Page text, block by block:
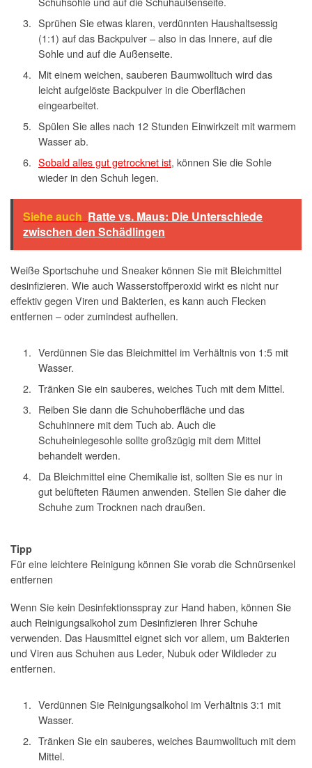
Sprühen Sie etwas klaren, verdünnten Haushaltsessig
(1:1) auf das Backpulver – also in das Innere, auf die
Sohle und auf die Außenseite.
Mit einem weichen, sauberen Baumwolltuch wird das
leicht aufgelöste Backpulver in die Oberflächen
eingearbeitet.
Spülen Sie alles nach 12 Stunden Einwirkzeit mit warmem
Wasser ab.
Sobald alles gut getrocknet ist, können Sie die Sohle
wieder in den Schuh legen.
Siehe auch Ratte vs. Maus: Die Unterschiede
zwischen den Schädlingen
Weiße Sportschuhe und Sneaker können Sie mit Bleichmittel
desinfizieren. Wie auch Wasserstoffperoxid wirkt es nicht nur
effektiv gegen Viren und Bakterien, es kann auch Flecken
entfernen – oder zumindest aufhellen.
Verdünnen Sie das Bleichmittel im Verhältnis von 1:5 mit
Wasser.
Tränken Sie ein sauberes, weiches Tuch mit dem Mittel.
Reiben Sie dann die Schuhoberfläche und das
Schuhinnere mit dem Tuch ab. Auch die
Schuheinlegesohle sollte großzügig mit dem Mittel
behandelt werden.
Da Bleichmittel eine Chemikalie ist, sollten Sie es nur in
gut belüfteten Räumen anwenden. Stellen Sie daher die
Schuhe zum Trocknen nach draußen.
Tipp
Für eine leichtere Reinigung können Sie vorab die Schnürsenkel
entfernen
Wenn Sie kein Desinfektionsspray zur Hand haben, können Sie
auch Reinigungsalkohol zum Desinfizieren Ihrer Schuhe
verwenden. Das Hausmittel eignet sich vor allem, um Bakterien
und Viren aus Schuhen aus Leder, Nubuk oder Wildleder zu
entfernen.
Verdünnen Sie Reinigungsalkohol im Verhältnis 3:1 mit
Wasser.
Tränken Sie ein sauberes, weiches Baumwolltuch mit dem
Mittel.